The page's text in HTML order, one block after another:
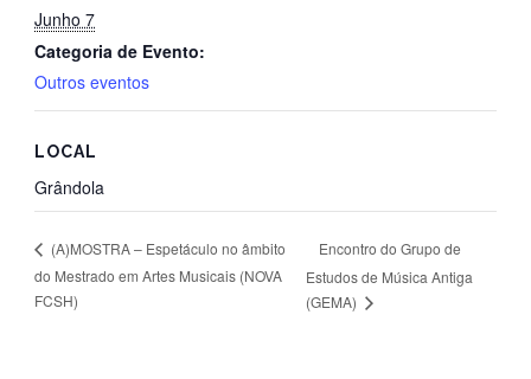
Junho 7
Categoria de Evento:
Outros eventos
LOCAL
Grândola
(A)MOSTRA – Espetáculo no âmbito
do Mestrado em Artes Musicais (NOVA
FCSH)
Encontro do Grupo de
Estudos de Música Antiga
(GEMA)